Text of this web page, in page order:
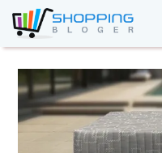
BOOKS
&
AUDIBLE